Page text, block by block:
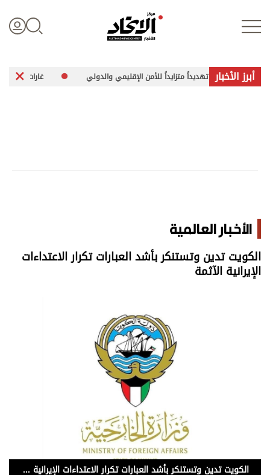
علوم الدار
اقتصاد
الرياضة
وجهات نظر
إنفوجراف
أبرز الأخبار
تشكل تهديداً متزايداً للأمن الإقليمي والدولي غارات وتفجيرات
الأخبار العالمية
الكويت تدين وتستنكر بأشد العبارات تكرار الاعتداءات
الإيرانية الآثمة
الكويت تدين وتستنكر بأشد العبارات تكرار الاعتداءات الإيرانية الآثمة